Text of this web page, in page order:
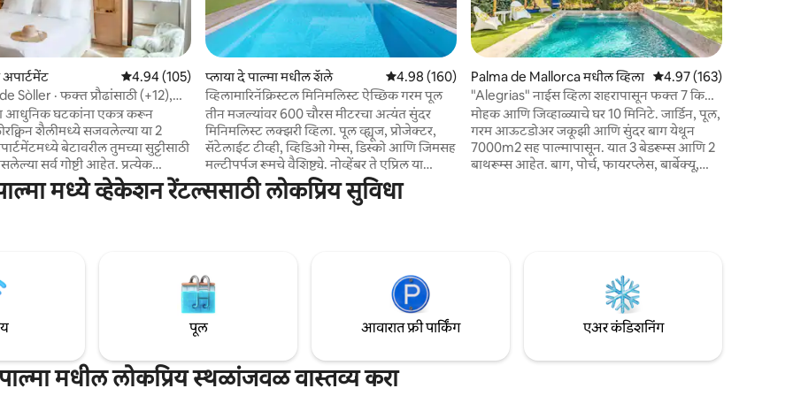
रिव्ह्यूज 5 पैकी 4.94 सरासरी रेटिंग, 105 रिव्ह्यूज
4.94 (105)
Sòller · फक्त प्रौढांसाठी (+12),
आधुनिक घटकांना एकत्र करून
शैलीमध्ये सजवलेल्या या 2
बेटावरील तुमच्या सुट्टीसाठी
सर्व गोष्टी आहेत. प्रत्येक
बाथरूम आहे आणि लिव्हिंग
सोफा, डायनिंगची जागा
नाही परंतु प्रॉपर्टीपासून चालत
कमी अंतरावर भरपूर बार आणि
प्लाया दे पाल्मा मधील शॅले 5 पैकी 4.98 सरासरी रेटिंग, 160 रिव्ह्यूज
4.98 (160)
व्हिलामारिनॅक्रिस्टल मिनिमलिस्ट ऐच्छिक गरम पूल
तीन मजल्यांवर 600 चौरस मीटरचा अत्यंत सुंदर
मिनिमलिस्ट लक्झरी व्हिला. पूल व्ह्यूज, प्रोजेक्टर,
सॅटेलाईट टीव्ही, व्हिडिओ गेम्स, डिस्को आणि जिमसह
मल्टीपर्पज रूमचे वैशिष्ट्ये. नोव्हेंबर ते एप्रिल या
कालावधीत संरक्षित असलेला व्हर्लपूल आणि
मल्टीकलर्ड लाइटिंगसह खाजगी स्विमिंग पूल (9 x 5
ऑटोमेशन आणि इलेक्ट्रिक कार चार्जर.
Palma de Mallorca मधील व्हिला 5 पैकी 4.97 सरासरी रेटिंग,
4.97 (163)
"Alegrias" नाईस व्हिला शहरापासून फक्त 7 किमी
अंतरावर आहे
मोहक आणि जिव्हाळ्याचे घर 10 मिनिटे. जार्डिन, पूल,
गरम आऊटडोअर जकूझी आणि सुंदर बाग येथून
7000m2 सह पाल्मापासून. यात 3 बेडरूम्स आणि 2
बाथरूम्स आहेत. बाग, पोर्च, फायरप्लेस, बार्बेक्यू,
मध्ये व्हेकेशन रेंटल्ससाठी लोकप्रिय सुविधा
पूल आवारात फ्री पार्किंग एअर कंडिशनिंग
मधील लोकप्रिय स्थळांजवळ वास्तव्य करा